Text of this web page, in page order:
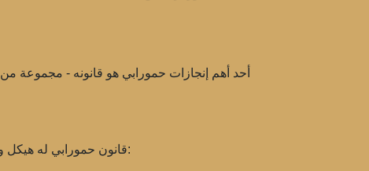
قانون حمورابي له هيكل واضح. تبدأ القوانين بمقدمة قصيرة، يعلن فيها الملك عن سلطته الإلهية وواجباته. ثم تُقسم القوانين إلى فئات مختلفة، مثل: